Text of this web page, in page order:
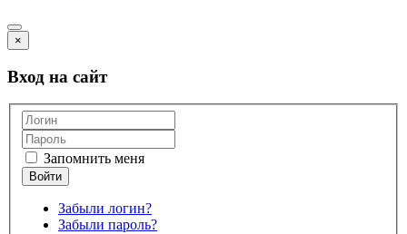
×
Вход на сайт
Запомнить меня
Забыли логин?
Забыли пароль?